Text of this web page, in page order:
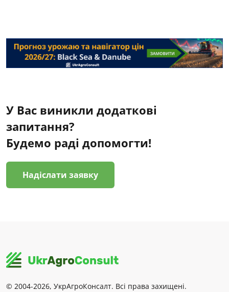
У Вас виникли додаткові
запитання?
Будемо раді допомогти!
Надіслати заявку
© 2004-2026, УкрАгроКонсалт. Всі права захищені.